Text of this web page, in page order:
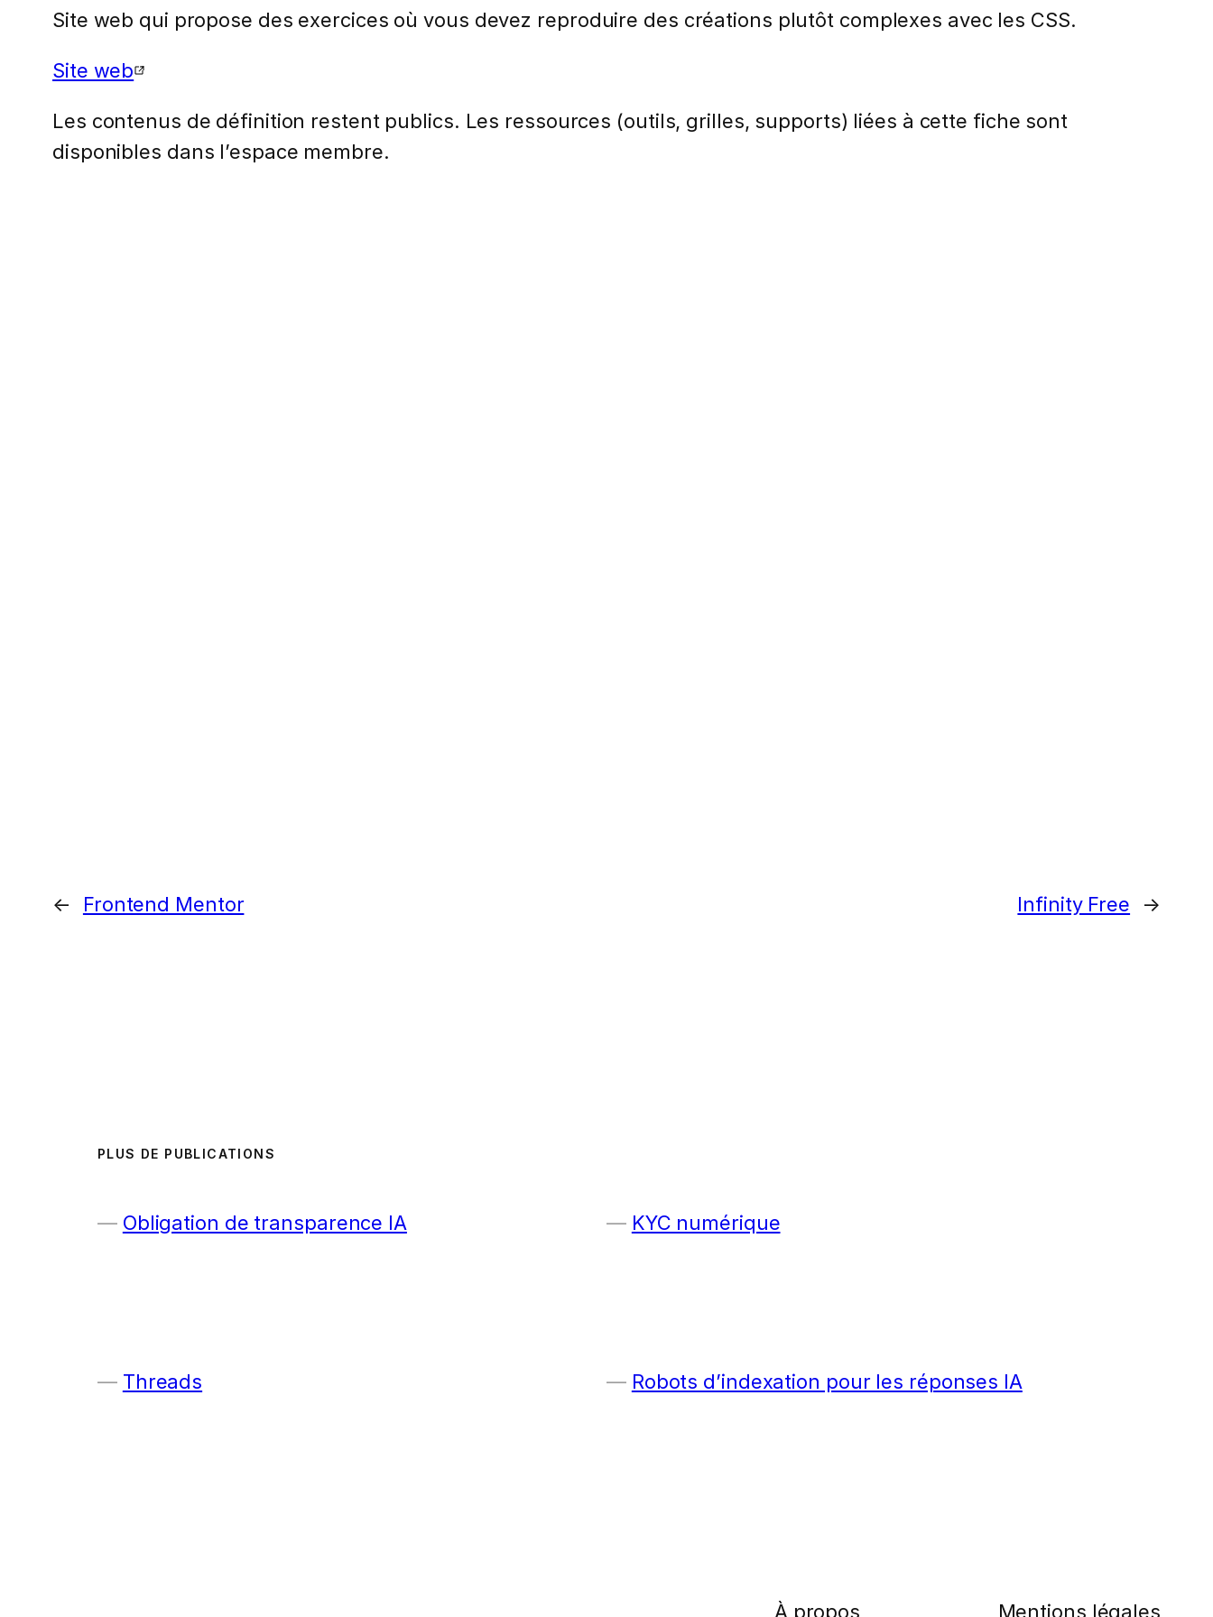
Site web qui propose des exercices où vous devez reproduire des créations plutôt complexes avec les CSS.
Site web
Les contenus de définition restent publics. Les ressources (outils, grilles, supports) liées à cette fiche sont
disponibles dans l’espace membre.
← Frontend Mentor Infinity Free →
PLUS DE PUBLICATIONS
Obligation de transparence IA KYC numérique
Threads Robots d’indexation pour les réponses IA
À propos Mentions légales